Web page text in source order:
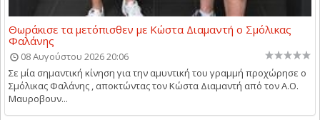
Θωράκισε τα μετόπισθεν με Κώστα Διαμαντή ο Σμόλικας
Φαλάνης
08 Αυγούστου 2026 20:06
Σε μία σημαντική κίνηση για την αμυντική του γραμμή προχώρησε ο
Σμόλικας Φαλάνης , αποκτώντας τον Κώστα Διαμαντή από τον Α.Ο.
Μαυροβουν...